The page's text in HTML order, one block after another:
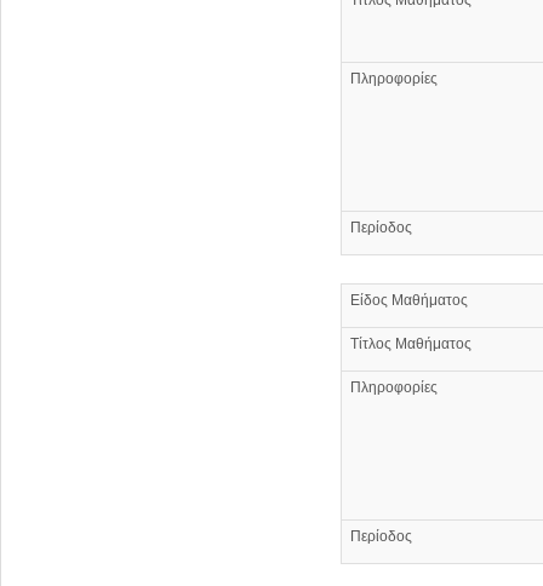
Πληροφορίες
Περίοδος
Είδος Μαθήματος
Τίτλος Μαθήματος
Πληροφορίες
Περίοδος